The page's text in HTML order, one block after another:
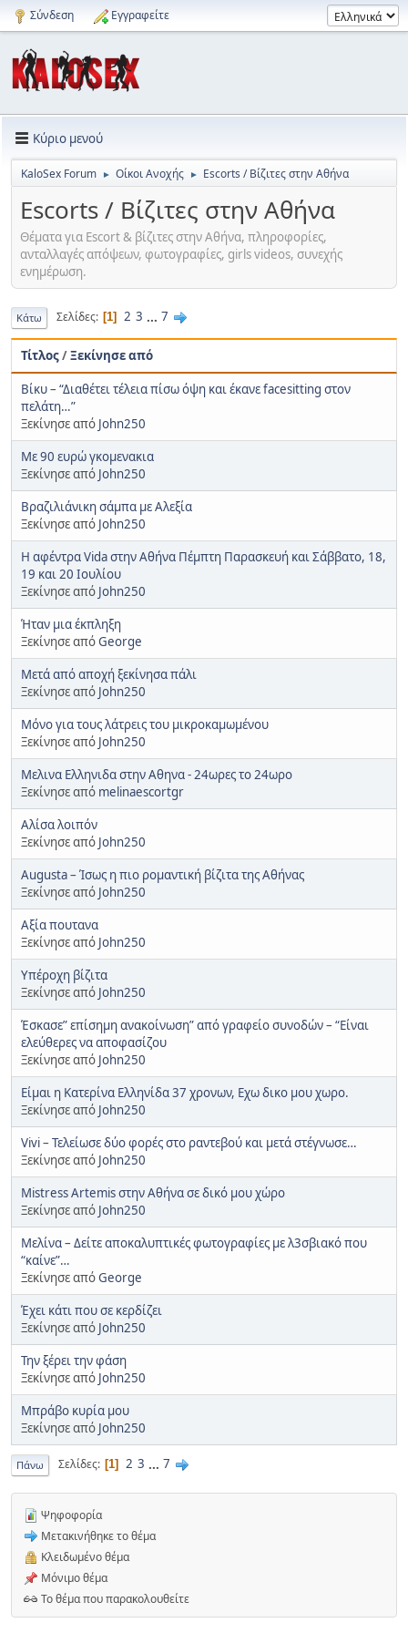
Σύνδεση Εγγραφείτε
Κύριο μενού
KaloSex Forum ► Οίκοι Ανοχής ► Escorts / Βίζιτες στην Αθήνα
Escorts / Βίζιτες στην Αθήνα
Θέματα για Εscort & βίζιτες στην Αθήνα, πληροφορίες,
ανταλλαγές απόψεων, φωτογραφίες, girls videos, συνεχής
ενημέρωση.
Κάτω Σελίδες 1 2 3 ... 7
Τίτλος/Ξεκίνησε από
Βίκυ – “Διαθέτει τέλεια πίσω όψη και έκανε facesitting στον
πελάτη…”
Ξεκίνησε από John250
Με 90 ευρώ γκομενακια
Ξεκίνησε από John250
Βραζιλιάνικη σάμπα με Αλεξία
Ξεκίνησε από John250
Η αφέντρα Vida στην Αθήνα Πέμπτη Παρασκευή και Σάββατο, 18,
19 και 20 Ιουλίου
Ξεκίνησε από John250
Ήταν μια έκπληξη
Ξεκίνησε απόGeorge
Μετά από αποχή ξεκίνησα πάλι
Ξεκίνησε από John250
Μόνο για τους λάτρεις του μικροκαμωμένου
Ξεκίνησε από John250
Μελινα Ελληνιδα στην Αθηνα - 24ωρες το 24ωρο
Ξεκίνησε από melinaescortgr
Αλίσα λοιπόν
Ξεκίνησε από John250
Augusta – Ίσως η πιο ρομαντική βίζιτα της Αθήνας
Ξεκίνησε από John250
Αξία πουτανα
Ξεκίνησε από John250
Υπέροχη βίζιτα
Ξεκίνησε από John250
Έσκασε” επίσημη ανακοίνωση” από γραφείο συνοδών – “Είναι
ελεύθερες να αποφασίζου
Ξεκίνησε από John250
Είμαι η Κατερίνα Ελληνίδα 37 χρονων, Εχω δικο μου χωρο.
Ξεκίνησε από John250
Vivi – Τελείωσε δύο φορές στο ραντεβού και μετά στέγνωσε…
Ξεκίνησε από John250
Mistress Artemis στην Αθήνα σε δικό μου χώρο
Ξεκίνησε από John250
Μελίνα – Δείτε αποκαλυπτικές φωτογραφίες με λ3σβιακό που
“καίνε”…
Ξεκίνησε απόGeorge
Έχει κάτι που σε κερδίζει
Ξεκίνησε από John250
Την ξέρει την φάση
Ξεκίνησε από John250
Μπράβο κυρία μου
Ξεκίνησε από John250
Πάνω Σελίδες 1 2 3 ... 7
Ψηφοφορία
Μετακινήθηκε το θέμα
Κλειδωμένο θέμα
Μόνιμο θέμα
Το θέμα που παρακολουθείτε